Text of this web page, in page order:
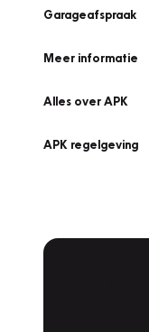
Garageafspraak
Meer informatie
Alles over APK
APK regelgeving